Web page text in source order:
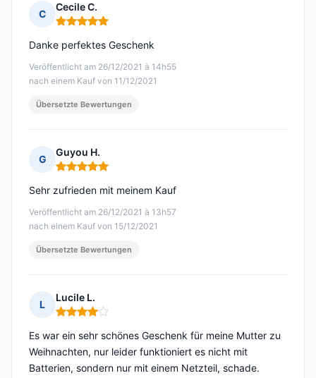
C
Cecile C.
Hinweis: 5 von 5
Veröffentlicht am 26/12/2021 à 14h55
nach einem Kauf von 11/12/2021
Danke perfektes Geschenk
Übersetzte Bewertungen
G
Guyou H.
Hinweis: 5 von 5
Veröffentlicht am 26/12/2021 à 13h57
nach einem Kauf von 15/12/2021
Sehr zufrieden mit meinem Kauf
Übersetzte Bewertungen
L
Lucile L.
Hinweis: 4 von 5
Es war ein sehr schönes Geschenk für meine Mutter zu
Weihnachten, nur leider funktioniert es nicht mit
Batterien, sondern nur mit einem Netzteil, schade.